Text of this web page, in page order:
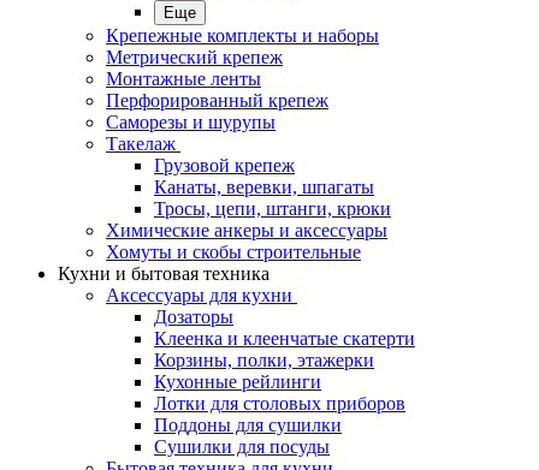
Еще
Крепежные комплекты и наборы
Метрический крепеж
Монтажные ленты
Перфорированный крепеж
Саморезы и шурупы
Такелаж
Грузовой крепеж
Канаты, веревки, шпагаты
Тросы, цепи, штанги, крюки
Химические анкеры и аксессуары
Хомуты и скобы строительные
Кухни и бытовая техника
Аксессуары для кухни
Дозаторы
Клеенка и клеенчатые скатерти
Корзины, полки, этажерки
Кухонные рейлинги
Лотки для столовых приборов
Поддоны для сушилки
Сушилки для посуды